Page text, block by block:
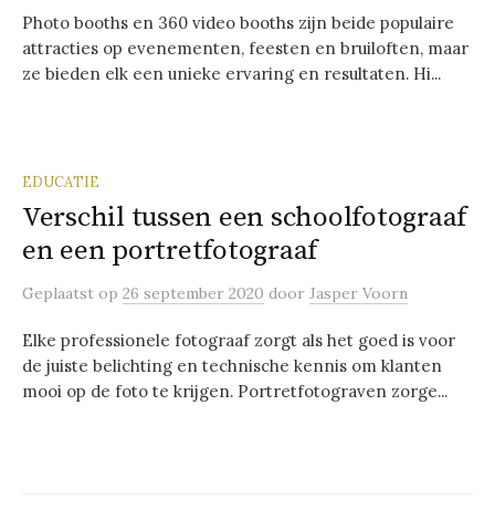
Photo booths en 360 video booths zijn beide populaire
attracties op evenementen, feesten en bruiloften, maar
ze bieden elk een unieke ervaring en resultaten. Hi...
EDUCATIE
Verschil tussen een schoolfotograaf
en een portretfotograaf
Geplaatst op 26 september 2020 door Jasper Voorn
Elke professionele fotograaf zorgt als het goed is voor
de juiste belichting en technische kennis om klanten
mooi op de foto te krijgen. Portretfotograven zorge...